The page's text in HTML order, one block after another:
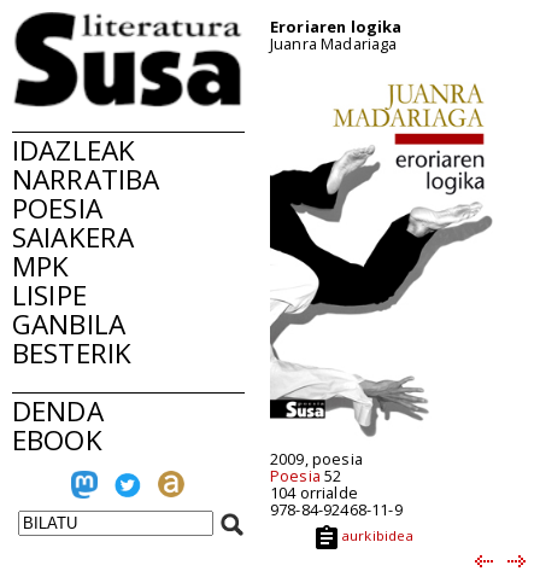
IDAZLEAK
NARRATIBA
POESIA
SAIAKERA
MPK
LISIPE
GANBILA
BESTERIK
DENDA
EBOOK
Eroriaren logika
Juanra Madariaga
2009, poesia
Poesia 52
104 orrialde
978-84-92468-11-9
aurkibidea